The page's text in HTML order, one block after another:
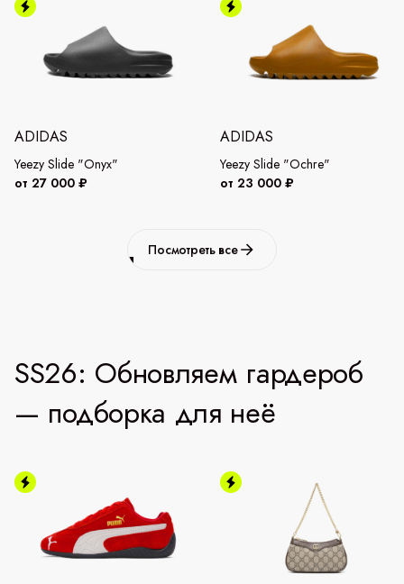
ADIDAS
Yeezy Slide "Onyx"
от 27 000 ₽
ADIDAS
Yeezy Slide "Ochre"
от 23 000 ₽
Посмотреть все
SS26: Обновляем гардероб
— подборка для неё